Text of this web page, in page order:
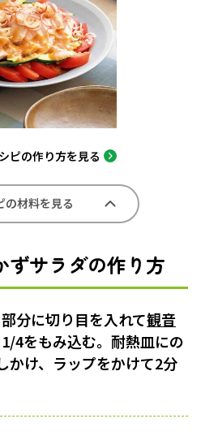
ピの作り方を見る
の材料を見る
ずサラダの作り方
分に切り目を入れて観音
4をもみ込む。耐熱皿にの
かけ、ラップをかけて2分